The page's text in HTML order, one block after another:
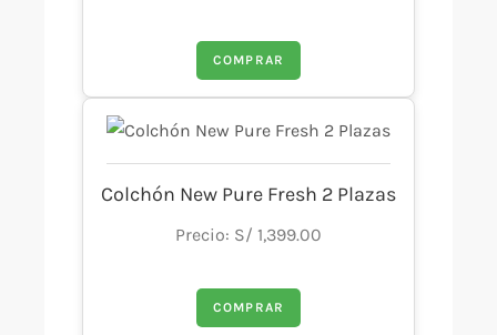
COMPRAR
Colchón New Pure Fresh 2 Plazas
Precio: S/ 1,399.00
COMPRAR